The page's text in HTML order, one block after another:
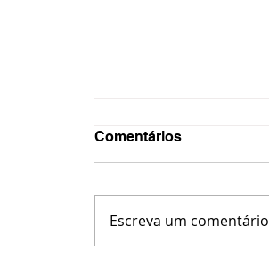
Comentários
Escreva um comentário